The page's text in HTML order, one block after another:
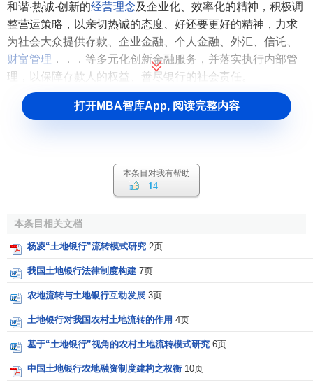
和谐‧热诚‧创新的经营理念及企业化、效率化的精神，积极调
整营运策略，以亲切热诚的态度、好还要更好的精神，力求
为社会大众提供存款、企业金融、个人金融、外汇、信讬、
财富管理 ．．．等多元化创新金融服务，并落实执行内部管
理，以保障存款人的权益、善尽银行的社会责任。
不动产融资键的主导者——一条龙服务品牌
土地信讬，带动营建业下游厂商融资、不动产証券化及房屋
等，提供完整的不动产一条龙金融服务，已
地位，具有发展不动产信讬、不动产証券化、
之优势，于担任证券化受讬机构及不动产信讬业务，均居
业界领先地位。
中国台湾省土地银行83至88年连续六年荣获台湾省行政
院国营事业年度工作考成经营绩效特优等奖、87年度财政部
服务品质优良服务规范奖，92至94年行政院营造优质英语生
活环境优等奖项，创下历史纪录。依据2006年
打开MBA智库App, 阅读完整内容
本条目对我有帮助
14
本条目相关文档
杨凌“土地银行”流转模式研究 2页
我国土地银行法律制度构建 7页
农地流转与土地银行互动发展 3页
土地银行对我国农村土地流转的作用 4页
基于“土地银行”视角的农村土地流转模式研究 6页
中国土地银行农地融资制度建构之权衡 10页